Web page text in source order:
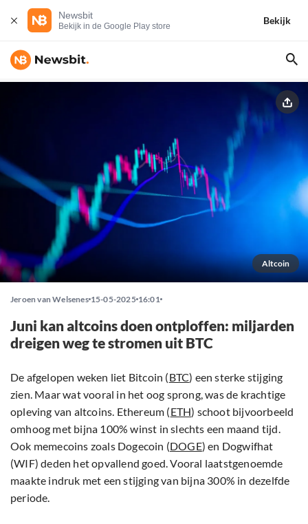
Newsbit
Bekijk in de Google Play store
Bekijk
Altcoin
Jeroen van Welsenes 15-05-2025 16:01
Juni kan altcoins doen ontploffen: miljarden
dreigen weg te stromen uit BTC
De afgelopen weken liet Bitcoin (BTC) een sterke stijging
zien. Maar wat vooral in het oog sprong, was de krachtige
opleving van altcoins. Ethereum (ETH) schoot bijvoorbeeld
omhoog met bijna 100% winst in slechts een maand tijd.
Ook memecoins zoals Dogecoin (DOGE) en Dogwifhat
(WIF) deden het opvallend goed. Vooral laatstgenoemde
maakte indruk met een stijging van bijna 300% in dezelfde
periode.